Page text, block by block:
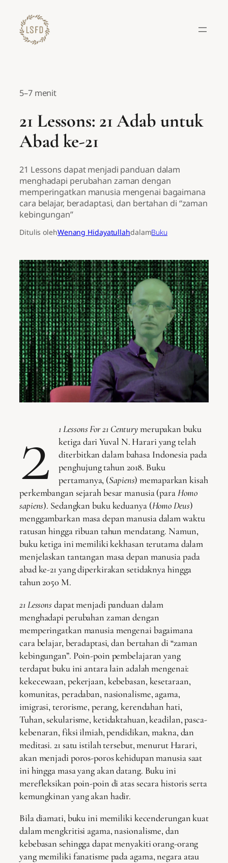
konten
5–7 menit
21 Lessons: 21 Adab untuk
Abad ke-21
21 Lessons dapat menjadi panduan dalam
menghadapi perubahan zaman dengan
memperingatkan manusia mengenai bagaimana
cara belajar, beradaptasi, dan bertahan di “zaman
kebingungan”
Ditulis olehWenang HidayatullahdalamBuku
2 1 Lessons For 21 Centurymerupakan buku
ketiga dari Yuval N. Harari yang telah
diterbitkan dalam bahasa Indonesia pada
penghujung tahun 2018. Buku
pertamanya, (Sapiens) memaparkan kisah
perkembangan sejarah besar manusia (paraHomo
sapiens). Sedangkan buku keduanya (Homo Deus)
menggambarkan masa depan manusia dalam waktu
ratusan hingga ribuan tahun mendatang. Namun,
buku ketiga ini memiliki kekhasan terutama dalam
menjelaskan tantangan masa depan manusia pada
abad ke-21 yang diperkirakan setidaknya hingga
tahun 2050 M.
21 Lessonsdapat menjadi panduan dalam
menghadapi perubahan zaman dengan
memperingatkan manusia mengenai bagaimana
cara belajar, beradaptasi, dan bertahan di “zaman
kebingungan”. Poin-poin pembelajaran yang
terdapat buku ini antara lain adalah mengenai:
kekecewaan, pekerjaan, kebebasan, kesetaraan,
komunitas, peradaban, nasionalisme, agama,
imigrasi, terorisme, perang, kerendahan hati,
Tuhan, sekularisme, ketidaktahuan, keadilan, pasca-
kebenaran, fiksi ilmiah, pendidikan, makna, dan
meditasi. 21 satu istilah tersebut, menurut Harari,
akan menjadi poros-poros kehidupan manusia saat
ini hingga masa yang akan datang. Buku ini
merefleksikan poin-poin di atas secara historis serta
kemungkinan yang akan hadir.
Bila diamati, buku ini memiliki kecenderungan kuat
dalam mengkritisi agama, nasionalisme, dan
kebebasan sehingga dapat menyakiti orang-orang
yang memiliki fanatisme pada agama, negara atau